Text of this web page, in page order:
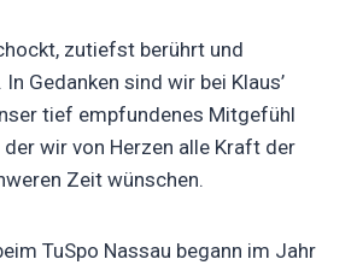
zutiefst berührt und
Gedanken sind wir bei Klaus’
tief empfundenes Mitgefühl
wir von Herzen alle Kraft der
Zeit wünschen.
TuSpo Nassau begann im Jahr